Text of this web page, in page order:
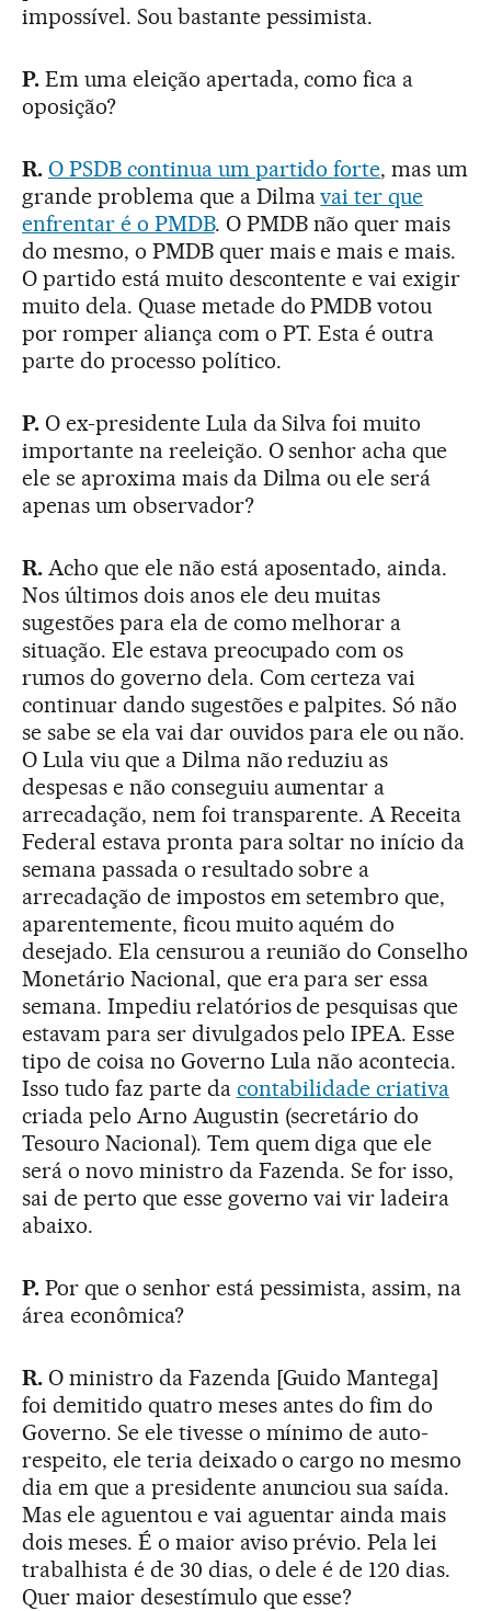
impossível. Sou bastante pessimista.
P. Em uma eleição apertada, como fica a
oposição?
R. O PSDB continua um partido forte, mas um
grande problema que a Dilmavai ter que
enfrentar é o PMDB. O PMDB não quer mais
do mesmo, o PMDB quer mais e mais e mais.
O partido está muito descontente e vai exigir
muito dela. Quase metade do PMDB votou
por romper aliança com o PT. Esta é outra
parte do processo político.
P. O ex-presidente Lula da Silva foi muito
importante na reeleição. O senhor acha que
ele se aproxima mais da Dilma ou ele será
apenas um observador?
R. Acho que ele não está aposentado, ainda.
Nos últimos dois anos ele deu muitas
sugestões para ela de como melhorar a
situação. Ele estava preocupado com os
rumos do governo dela. Com certeza vai
continuar dando sugestões e palpites. Só não
se sabe se ela vai dar ouvidos para ele ou não.
O Lula viu que a Dilma não reduziu as
despesas e não conseguiu aumentar a
arrecadação, nem foi transparente. A Receita
Federal estava pronta para soltar no início da
semana passada o resultado sobre a
arrecadação de impostos em setembro que,
aparentemente, ficou muito aquém do
desejado. Ela censurou a reunião do Conselho
Monetário Nacional, que era para ser essa
semana. Impediu relatórios de pesquisas que
estavam para ser divulgados pelo IPEA. Esse
tipo de coisa no Governo Lula não acontecia.
Isso tudo faz parte da contabilidade criativa
criada pelo Arno Augustin (secretário do
Tesouro Nacional). Tem quem diga que ele
será o novo ministro da Fazenda. Se for isso,
sai de perto que esse governo vai vir ladeira
abaixo.
P. Por que o senhor está pessimista, assim, na
área econômica?
R. O ministro da Fazenda [Guido Mantega]
foi demitido quatro meses antes do fim do
Governo. Se ele tivesse o mínimo de auto-
respeito, ele teria deixado o cargo no mesmo
dia em que a presidente anunciou sua saída.
Mas ele aguentou e vai aguentar ainda mais
dois meses. É o maior aviso prévio. Pela lei
trabalhista é de 30 dias, o dele é de 120 dias.
Quer maior desestímulo que esse?